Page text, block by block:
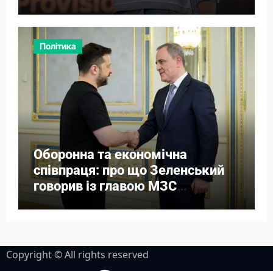
Політика
Оборонна та економічна
співпраця: про що Зеленський
говорив із главою МЗС
Азербайджану
Copyright © All rights reserved